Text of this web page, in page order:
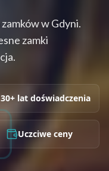
w Gdyni.
zamki
30+ lat doświadczenia
Uczciwe ceny